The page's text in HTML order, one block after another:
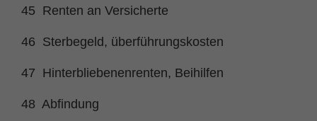
45 Renten an Versicherte
46 Sterbegeld, überführungskosten
47 Hinterbliebenenrenten, Beihilfen
48 Abfindung
Anbieter php
Laufzeit Ende der Sitzung
Zweck PHPs Standard Sitzungs Identifikation